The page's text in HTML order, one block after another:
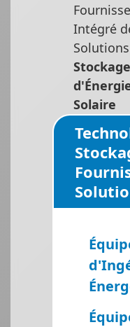
Intégré
Solutions
Stockage
Solaire